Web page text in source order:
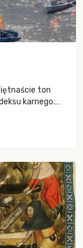
ton
karnego.
rzeki.